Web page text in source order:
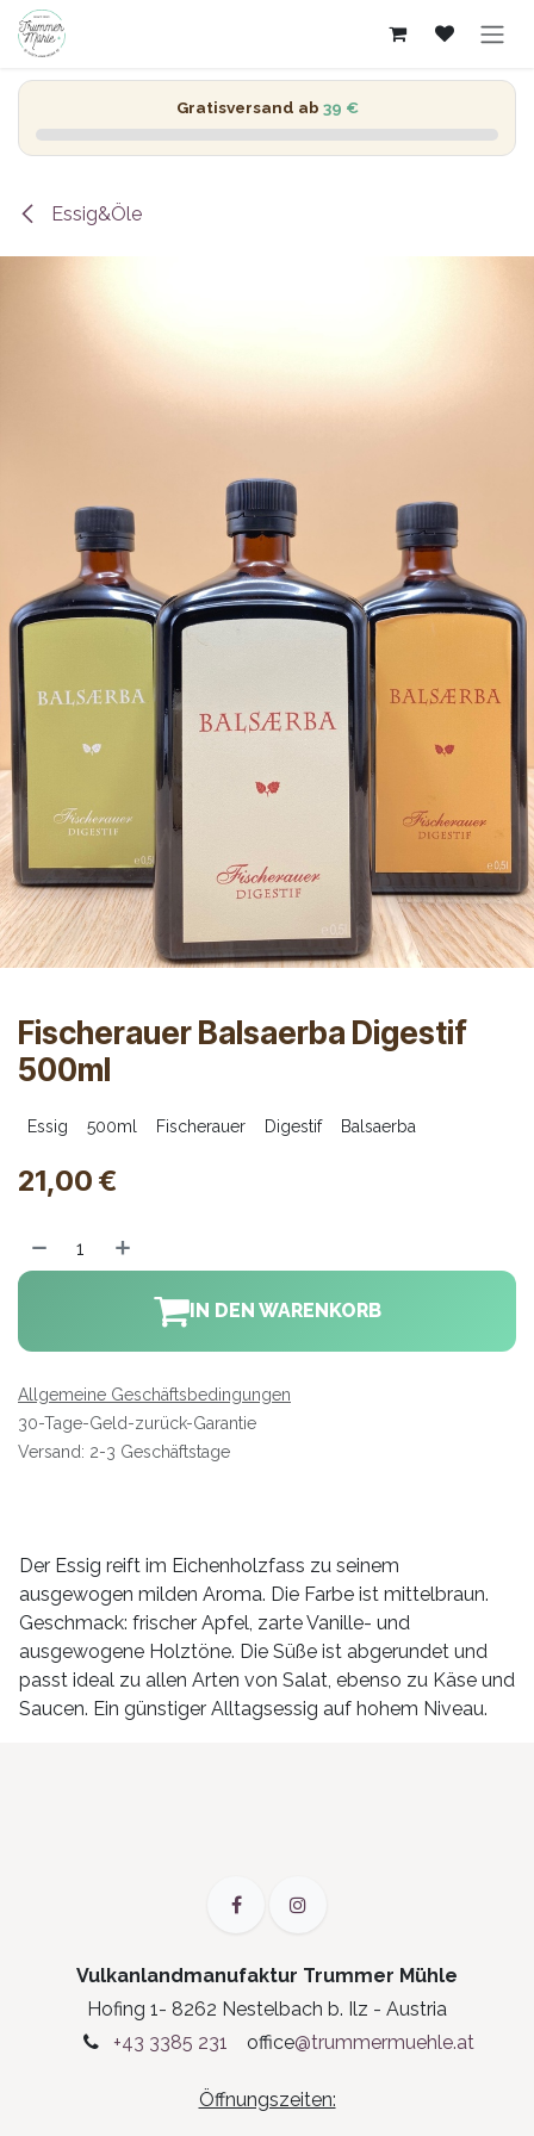
Zum Inhalt springen
Gratisversand ab 39 €
Essig&Öle
Fischerauer Balsaerba Digestif
500ml
Essig 500ml Fischerauer Digestif Balsaerba
21,00 €
IN DEN WARENKORB
Allgemeine Geschäftsbedingungen
30-Tage-Geld-zurück-Garantie
Versand: 2-3 Geschäftstage
Der Essig reift im Eichenholzfass zu seinem
ausgewogen milden Aroma. Die Farbe ist mittelbraun.
Geschmack: frischer Apfel, zarte Vanille- und
ausgewogene Holztöne. Die Süße ist abgerundet und
passt ideal zu allen Arten von Salat, ebenso zu Käse und
Saucen. Ein günstiger Alltagsessig auf hohem Niveau.
Vulkanlandmanufaktur Trummer Mühle
Hofing 1- 8262 Nestelbach b. Ilz - Austria
+43 3385 231
office@trummermuehle.at
Öffnungszeiten: